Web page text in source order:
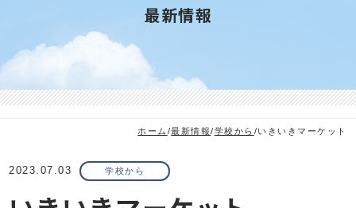
最新情報
ホーム /最新情報/学校から /いきいきマーケット
2023.07.03 学校から